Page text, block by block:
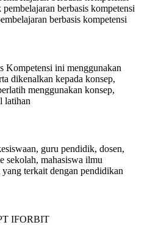
berbasis kompetensi
berbasis kompetensi
Kompetensi ini menggunakan
dikenalkan kepada konsep,
menggunakan konsep,
latihan
guru pendidik, dosen,
sekolah, mahasiswa ilmu
terkait dengan pendidikan
IFORBIT